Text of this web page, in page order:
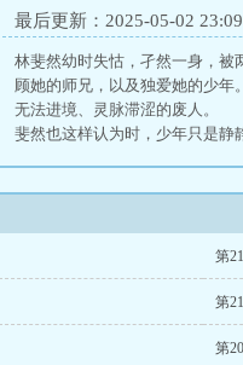
最后更新：2025-05-02
林斐然幼时失怙，孑然一身，
顾她的师兄，以及独爱她的少
无法进境、灵脉滞涩的废人
斐然也这样认为时，少年只是静
你有白孔雀
完整版 你有白孔雀吗网盘提取
你
语 你有白孔雀吗by笔趣阁 白孔
有没
有 世界上有白孔雀吗 白孔雀世
世界
第
第
第